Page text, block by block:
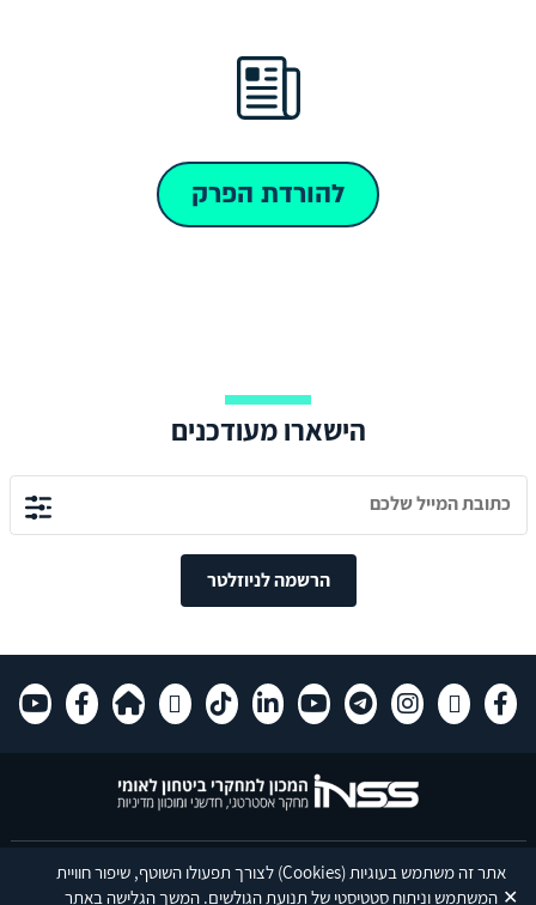
אתר זה משתמש בעוגיות(Cookies) לצורך תפעולו השוטף, שיפור חוויית
המשתמש וניתוח סטטיסטי של תנועת הגולשים. המשך הגלישה באתר ✕
להורדת הפרק
הישארו מעודכנים
הרשמה לניוזלטר
פותח על ידידעת מקבוצת יעל.